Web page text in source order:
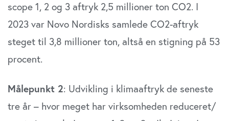
scope 1, 2 og 3 aftryk 2,5 millioner ton CO2. I
2023 var Novo Nordisks samlede CO2-aftryk
steget til 3,8 millioner ton, altså en stigning på 53
procent.
Målepunkt 2: Udvikling i klimaaftryk de seneste
tre år – hvor meget har virksomheden reduceret/